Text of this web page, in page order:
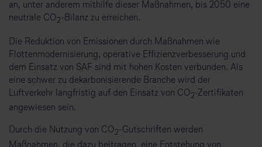
an, unter anderem mithilfe dieser Maßnahmen, bis 2050 eine
neutrale CO2-Bilanz zu erreichen.
Die Reduktion von Emissionen durch Maßnahmen wie
Flottenmodernisierung, operative Effizienzverbesserung und
dem Einsatz von SAF sind mit hohen Kosten verbunden. Als
eine schwer zu dekarbonisierende Branche wird der
Luftverkehr langfristig auf den Einsatz von CO2-Zertifikaten
angewiesen sein.
Durch die Nutzung von CO2-Gutschriften werden
Maßnahmen, die dazu beitragen, eine Entstehung von